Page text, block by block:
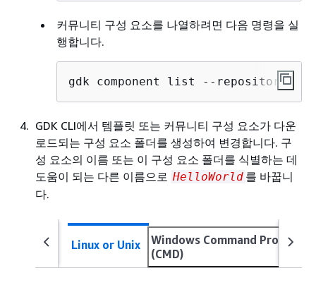
커뮤니티 구성 요소를 나열하려면 다음 명령을 실
행합니다.
gdk component list --repository
GDK CLI에서 템플릿 또는 커뮤니티 구성 요소가 다운
로드되는 구성 요소 폴더를 생성하여 변경합니다. 구
성 요소의 이름 또는 이 구성 요소 폴더를 식별하는 데
도움이 되는 다른 이름으로 HelloWorld 를 바꿉니
다.
Linux or Unix
Windows Command Prompt
(CMD)